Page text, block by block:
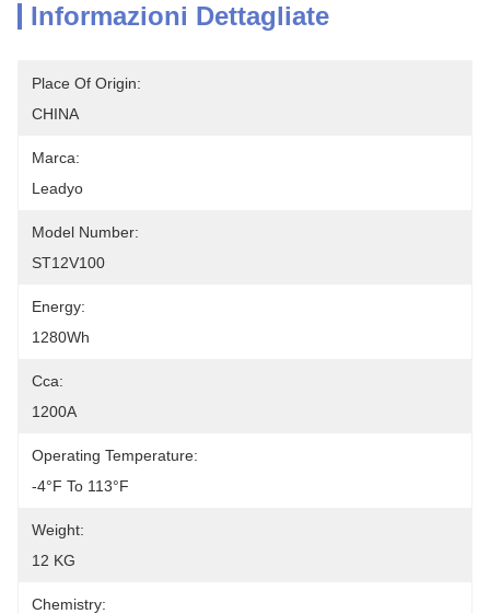
Informazioni Dettagliate
Place Of Origin:
CHINA
Marca:
Leadyo
Model Number:
ST12V100
Energy:
1280Wh
Cca:
1200A
Operating Temperature:
-4°F To 113°F
Weight:
12 KG
Chemistry: